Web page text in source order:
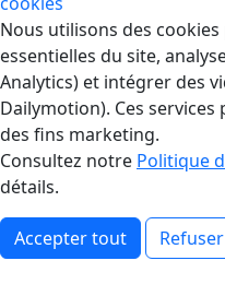
Gestion des
Nous utilisons des
essentielles du site,
Analytics) et intégrer des
Dailymotion). Ces
des fins marketing.
Consultez notre Politique
détails.
Accepter tout